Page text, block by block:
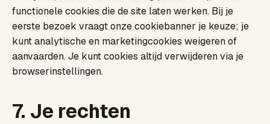
functionele cookies die de site laten werken. Bij je
eerste bezoek vraagt onze cookiebanner je keuze; je
kunt analytische en marketingcookies weigeren of
aanvaarden. Je kunt cookies altijd verwijderen via je
browserinstellingen.
7. Je rechten